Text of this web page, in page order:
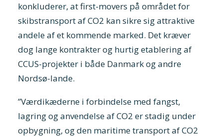
konkluderer, at first-movers på området for
skibstransport af CO2 kan sikre sig attraktive
andele af et kommende marked. Det kræver
dog lange kontrakter og hurtig etablering af
CCUS-projekter i både Danmark og andre
Nordsø-lande.
”Værdikæderne i forbindelse med fangst,
lagring og anvendelse af CO2 er stadig under
opbygning, og den maritime transport af CO2